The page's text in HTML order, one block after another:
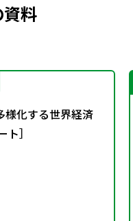
料
様化する世界経済
ト］